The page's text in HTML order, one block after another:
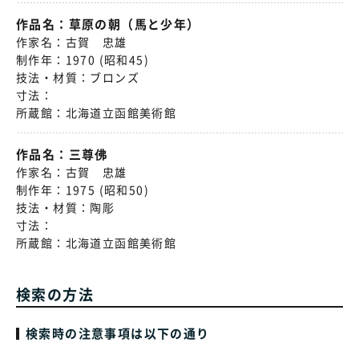
作品名： 草原の朝（馬と少年）
作家名： 古賀 忠雄
制作年： 1970 (昭和45)
技法・材質： ブロンズ
寸法：
所蔵館： 北海道立函館美術館
作品名： 三尊佛
作家名： 古賀 忠雄
制作年： 1975 (昭和50)
技法・材質： 陶彫
寸法：
所蔵館： 北海道立函館美術館
検索の方法
検索時の注意事項は以下の通り